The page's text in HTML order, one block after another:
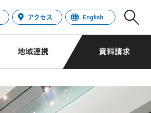
アクセス English
地域連携 資料請求